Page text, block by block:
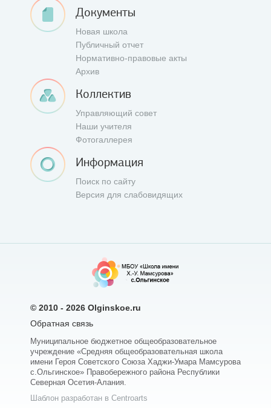
Документы
Новая школа
Публичный отчет
Нормативно-правовые акты
Архив
Коллектив
Управляющий совет
Наши учителя
Фотогаллерея
Информация
Поиск по сайту
Версия для слабовидящих
© 2010 - 2026 Olginskoe.ru
Обратная связь
Муниципальное бюджетное общеобразовательное
учреждение «Средняя общеобразовательная школа
имени Героя Советского Союза Хаджи-Умара Мамсурова
с.Ольгинское» Правобережного района Республики
Северная Осетия-Алания.
Шаблон разработан в Centroarts